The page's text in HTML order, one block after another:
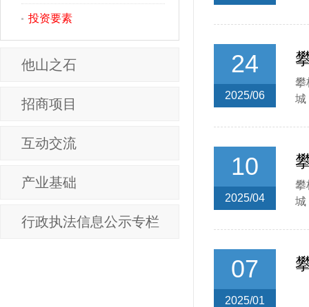
投资要素
他山之石
招商项目
互动交流
产业基础
行政执法信息公示专栏
24
2025/06
攀
城
10
2025/04
攀
城
07
2025/01